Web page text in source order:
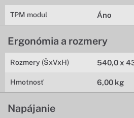
TPM modul Áno
Ergonómia a rozmery
Rozmery (ŠxVxH) 540,0 x
Hmotnosť 6,00 kg
Napájanie